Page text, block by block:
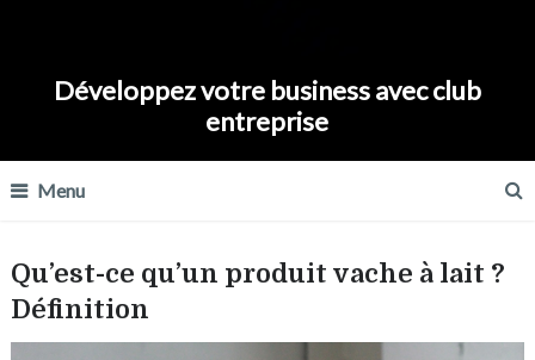
Développez votre business avec club
entreprise
Menu
Qu’est-ce qu’un produit vache à lait ?
Définition